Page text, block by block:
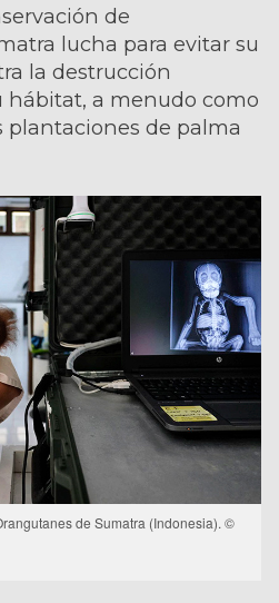
de
lucha para evitar su
la destrucción
hábitat, a menudo como
plantaciones de palma
de Sumatra (Indonesia). ©